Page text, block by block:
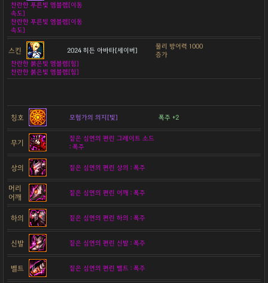
찬란한 푸른빛 엠블렘[이동
속도]
찬란한 푸른빛 엠블렘[이동
속도]
스킨 2024 히든 아바타[세이버]
물리 방어력 1000
증가
찬란한 붉은빛 엠블렘[힘]
찬란한 붉은빛 엠블렘[힘]
칭호 모험가의 의지[빛] 폭주 +2
무기
짙은 심연의 편린 그레이트 소드
: 폭주
상의 짙은 심연의 편린 상의 : 폭주
머리
어깨
짙은 심연의 편린 어깨 : 폭주
하의 짙은 심연의 편린 하의 : 폭주
신발 짙은 심연의 편린 신발 : 폭주
벨트 짙은 심연의 편린 벨트 : 폭주